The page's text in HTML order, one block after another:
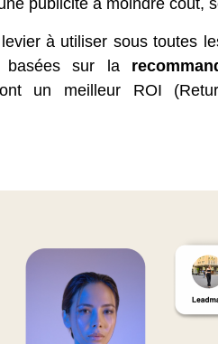
publicité à moindre coût,
à utiliser sous toutes
basées sur la
un meilleur ROI